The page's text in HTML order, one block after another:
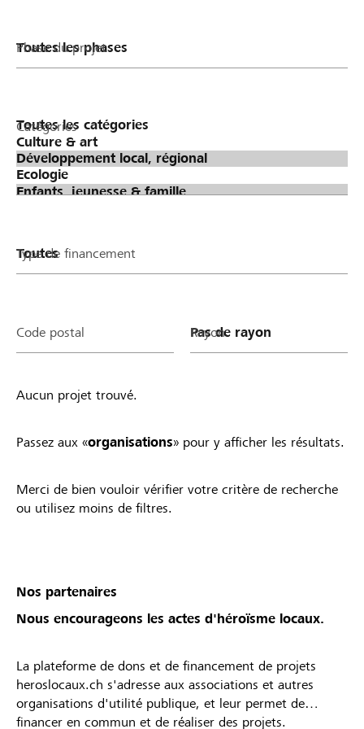
Phase du projet
Catégories
Type de financement
Code postal Rayon
Aucun projet trouvé.
Passez aux «organisations» pour y afficher les résultats.
Merci de bien vouloir vérifier votre critère de recherche
ou utilisez moins de filtres.
Nos partenaires
Nous encourageons les actes d'héroïsme locaux.
La plateforme de dons et de financement de projets
heroslocaux.ch s'adresse aux associations et autres
organisations d'utilité publique, et leur permet de
financer en commun et de réaliser des projets.